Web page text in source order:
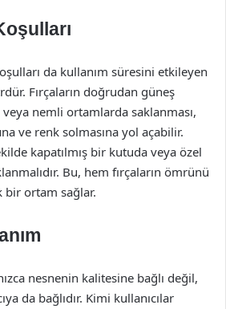
da kullanım süresini etkileyen
Fırçaların doğrudan güneş
veya nemli ortamlarda saklanması,
ve renk solmasına yol açabilir.
kapatılmış bir kutuda veya özel
Bu, hem fırçaların ömrünü
bir ortam sağlar.
nesnenin kalitesine bağlı değil,
da bağlıdır. Kimi kullanıcılar